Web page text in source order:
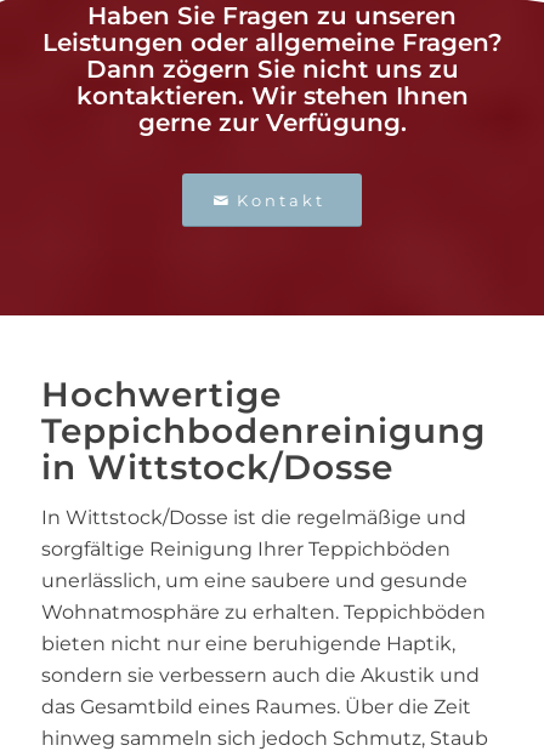
Haben Sie Fragen zu unseren
Leistungen oder allgemeine Fragen?
Dann zögern Sie nicht uns zu
kontaktieren. Wir stehen Ihnen
gerne zur Verfügung.
Kontakt
Hochwertige
Teppichbodenreinigung
in Wittstock/Dosse
In Wittstock/Dosse ist die regelmäßige und
sorgfältige Reinigung Ihrer Teppichböden
unerlässlich, um eine saubere und gesunde
Wohnatmosphäre zu erhalten. Teppichböden
bieten nicht nur eine beruhigende Haptik,
sondern sie verbessern auch die Akustik und
das Gesamtbild eines Raumes. Über die Zeit
hinweg sammeln sich jedoch Schmutz, Staub